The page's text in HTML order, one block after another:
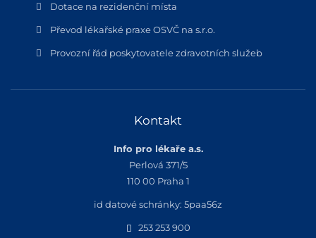
Dotace na rezidenční místa
Převod lékařské praxe OSVČ na s.r.o.
Provozní řád poskytovatele zdravotních služeb
Kontakt
Info pro lékaře a.s.
Perlová 371/5
110 00 Praha 1
id datové schránky: 5paa56z
253 253 900